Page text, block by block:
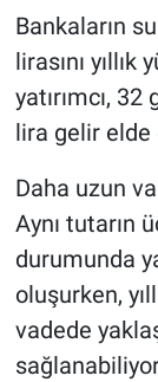
Bankaların
lirasını
yatırımcı,
lira gelir elde
Daha uzun
Aynı tutarın
durumunda
oluşurken,
vadede